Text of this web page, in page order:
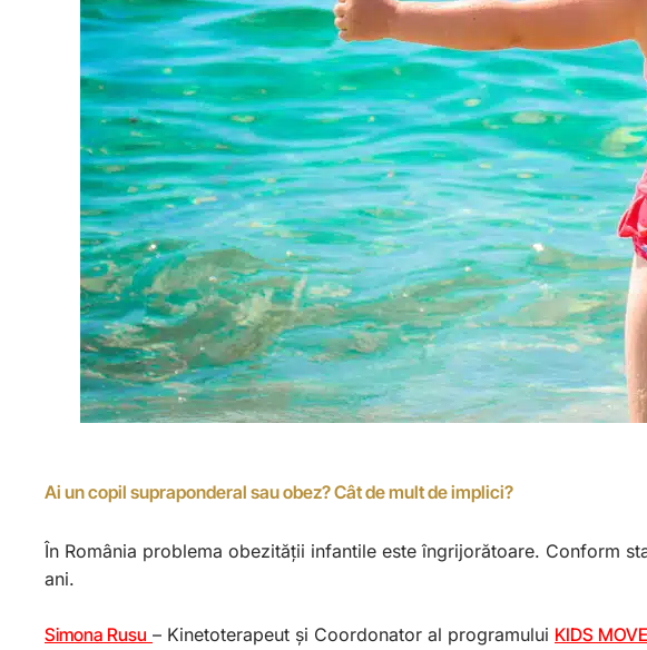
Ai un copil supraponderal sau obez? Cât de mult de implici?
În România problema obezității infantile este îngrijorătoare. Conform
ani.
Simona Rusu – Kinetoterapeut și Coordonator al programului KIDS